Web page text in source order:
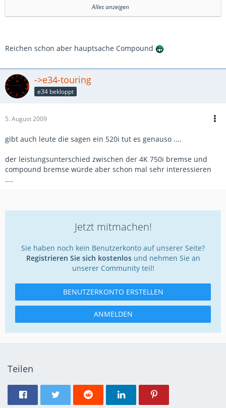
Und die 4-Kolbenanlage aus dem 750 reicht völlig aus - und das
zu recht humanen Preisen.
Harry
Alles anzeigen
Reichen schon aber hauptsache Compound
->e34-touring
e34 bekloppt
5. August 2009
gibt auch leute die sagen ein 520i tut es genauso ....
der leistungsunterschied zwischen der 4K 750i bremse und
compound bremse würde aber schon mal sehr interessieren
....
Jetzt mitmachen!
Sie haben noch kein Benutzerkonto auf unserer Seite?
Registrieren Sie sich kostenlosund nehmen Sie an
unserer Community teil!
BENUTZERKONTO ERSTELLEN
ANMELDEN
Teilen